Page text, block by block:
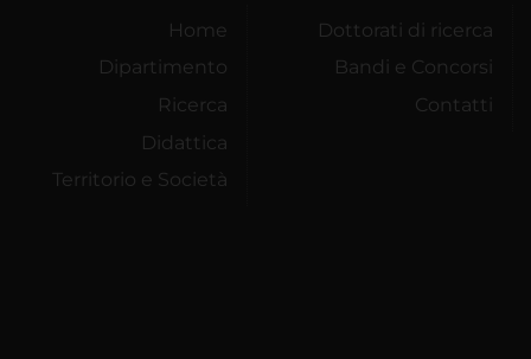
Home
Dipartimento
Ricerca
Didattica
Territorio e Società
Dottorati di ricerca
Bandi e Concorsi
Contatti